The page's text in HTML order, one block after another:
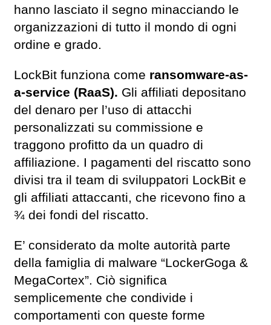
hanno lasciato il segno minacciando le
organizzazioni di tutto il mondo di ogni
ordine e grado.
LockBit funziona come ransomware-as-
a-service (RaaS). Gli affiliati depositano
del denaro per l’uso di attacchi
personalizzati su commissione e
traggono profitto da un quadro di
affiliazione. I pagamenti del riscatto sono
divisi tra il team di sviluppatori LockBit e
gli affiliati attaccanti, che ricevono fino a
¾ dei fondi del riscatto.
E’ considerato da molte autorità parte
della famiglia di malware “LockerGoga &
MegaCortex”. Ciò significa
semplicemente che condivide i
comportamenti con queste forme